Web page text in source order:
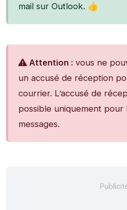
mail sur Outlook. 👍
Attention : vous ne
un accusé de réception
courrier. L’accusé de
possible uniquement pour
messages.